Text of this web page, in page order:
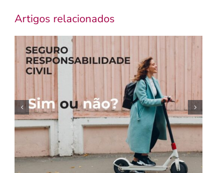
Artigos relacionados
Seguro é obrigatório para
trotinetes e bicicletas elétricas?